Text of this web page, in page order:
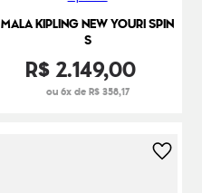
MALA KIPLING NEW YOURI SPIN
S
R$2.149,00
ou 6x de R$ 358,17